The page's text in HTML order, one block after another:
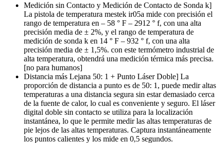
Medición sin Contacto y Medición de Contacto de Sonda k]
La pistola de temperatura mestek ir05a mide con precisión el
rango de temperatura en – 58 ° F – 2912 ° f, con una alta
precisión media de ± 2%, y el rango de temperatura de
medición de sonda k en 14 ° F – 932 ° f, con una alta
precisión media de ± 1,5%. con este termómetro industrial de
alta temperatura, obtendrá una medición térmica más precisa.
[no para humanos]
Distancia más Lejana 50: 1 + Punto Láser Doble] La
proporción de distancia a punto es de 50: 1, puede medir altas
temperaturas a una distancia segura sin estar demasiado cerca
de la fuente de calor, lo cual es conveniente y seguro. El láser
digital doble sin contacto se utiliza para la localización
instantánea, lo que le permite medir las altas temperaturas de
pie lejos de las altas temperaturas. Captura instantáneamente
los puntos calientes y los mide en 0,5 segundos.